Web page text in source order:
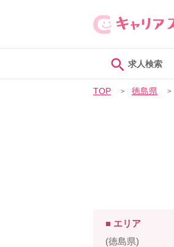
求人検索
TOP 徳島県
■ エリア
(徳島県)